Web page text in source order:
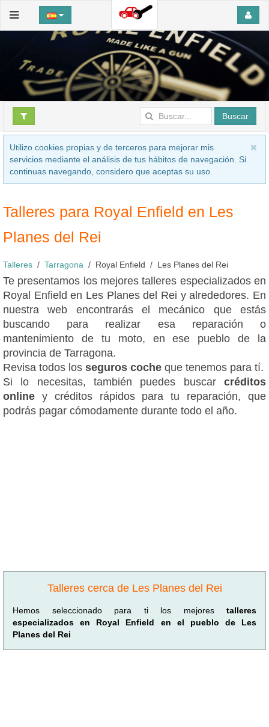
Buscar
Utilizo cookies propias y de terceros para mejorar mis
servicios mediante el análisis de tus hábitos de navegación. Si
continuas navegando, considero que aceptas su uso.
Talleres para Royal Enfield en Les
Planes del Rei
Talleres Tarragona Royal Enfield Les Planes del Rei
Te presentamos los mejores talleres especializados en
Royal Enfield en Les Planes del Rei y alrededores. En
nuestra web encontrarás el mecánico que estás
buscando para realizar esa reparación o
mantenimiento de tu moto, en ese pueblo de la
provincia de Tarragona.
Revisa todos los seguros coche que tenemos para tí.
Si lo necesitas, también puedes buscar créditos
online y créditos rápidos para tu reparación, que
podrás pagar cómodamente durante todo el año.
Talleres cerca de Les Planes del Rei
Hemos seleccionado para ti los mejores talleres
especializados en Royal Enfield en el pueblo de Les
Planes del Rei